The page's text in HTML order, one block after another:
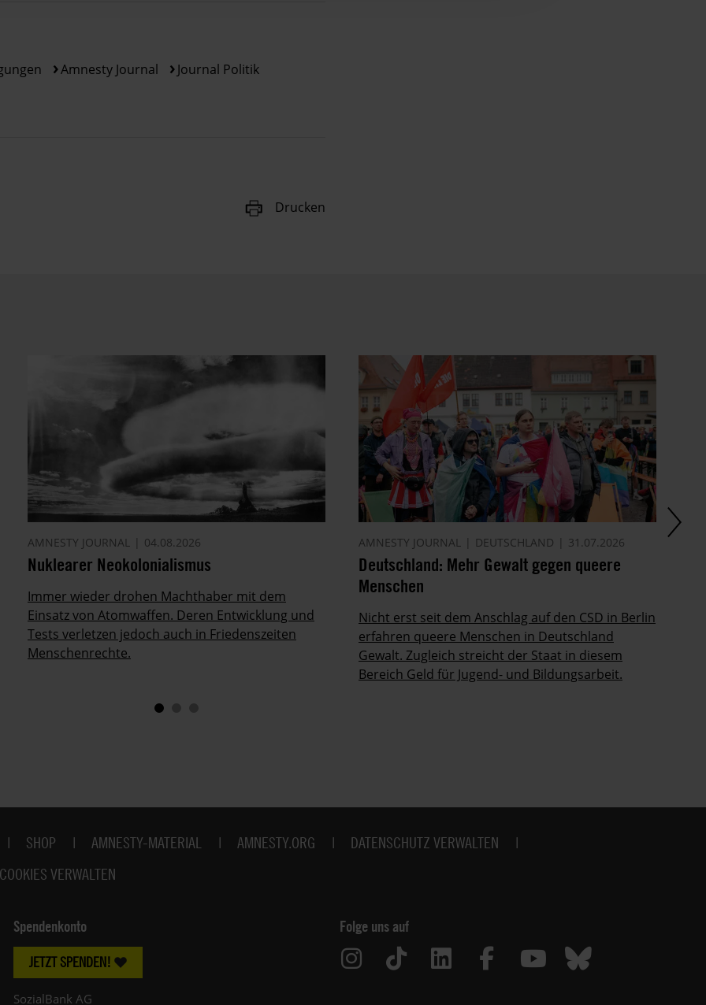
Amnesty Journal
Journal Politik
Drucken
AMNESTY JOURNAL 04.08.2026
Nuklearer Neokolonialismus
Immer wieder drohen Machthaber mit dem
Einsatz von Atomwaffen. Deren Entwicklung und
Tests verletzen jedoch auch in Friedenszeiten
Menschenrechte.
AMNESTY JOURNAL DEUTSCHLAND 31.07.2026
Deutschland: Mehr Gewalt gegen queere
Menschen
Nicht erst seit dem Anschlag auf den CSD in Berlin
erfahren queere Menschen in Deutschland
Gewalt. Zugleich streicht der Staat in diesem
Bereich Geld für Jugend- und Bildungsarbeit.
SHOP AMNESTY-MATERIAL AMNESTY.ORG
DATENSCHUTZ VERWALTEN
COOKIES VERWALTEN
Spendenkonto
JETZT SPENDEN!
SozialBank AG
Folge uns auf